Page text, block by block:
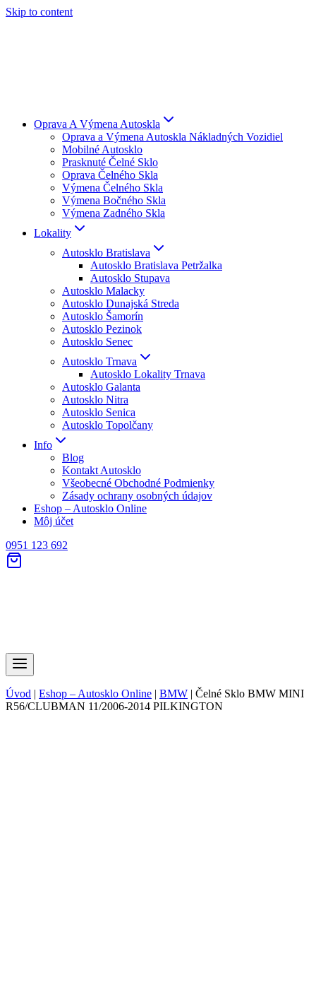
Skip to content
Oprava A Výmena Autoskla
Oprava a Výmena Autoskla Nákladných Vozidiel
Mobilné Autosklo
Prasknuté Čelné Sklo
Oprava Čelného Skla
Výmena Čelného Skla
Výmena Bočného Skla
Výmena Zadného Skla
Lokality
Autosklo Bratislava
Autosklo Bratislava Petržalka
Autosklo Stupava
Autosklo Malacky
Autosklo Dunajská Streda
Autosklo Šamorín
Autosklo Pezinok
Autosklo Senec
Autosklo Trnava
Autosklo Lokality Trnava
Autosklo Galanta
Autosklo Nitra
Autosklo Senica
Autosklo Topolčany
Info
Blog
Kontakt Autosklo
Všeobecné Obchodné Podmienky
Zásady ochrany osobných údajov
Eshop – Autosklo Online
Môj účet
0951 123 692
Úvod | Eshop – Autosklo Online | BMW | Čelné Sklo BMW MINI
R56/CLUBMAN 11/2006-2014 PILKINGTON